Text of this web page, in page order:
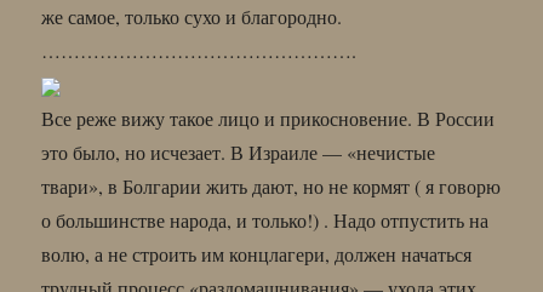
же самое, только сухо и благородно.
………………………………………….
Все реже вижу такое лицо и прикосновение. В России
это было, но исчезает. В Израиле — «нечистые
твари», в Болгарии жить дают, но не кормят ( я говорю
о большинстве народа, и только!) . Надо отпустить на
волю, а не строить им концлагери, должен начаться